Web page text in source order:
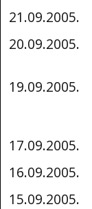
21.09.2005.
20.09.2005.
19.09.2005.
17.09.2005.
16.09.2005.
15.09.2005.